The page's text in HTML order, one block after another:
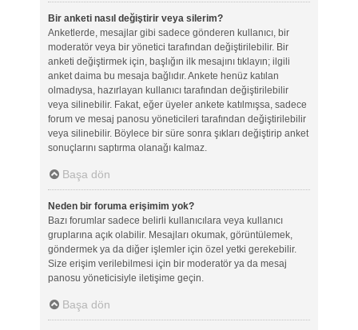
Bir anketi nasıl değiştirir veya silerim?
Anketlerde, mesajlar gibi sadece gönderen kullanıcı, bir
moderatör veya bir yönetici tarafından değiştirilebilir. Bir
anketi değiştirmek için, başlığın ilk mesajını tıklayın; ilgili
anket daima bu mesaja bağlıdır. Ankete henüz katılan
olmadıysa, hazırlayan kullanıcı tarafından değiştirilebilir
veya silinebilir. Fakat, eğer üyeler ankete katılmışsa, sadece
forum ve mesaj panosu yöneticileri tarafından değiştirilebilir
veya silinebilir. Böylece bir süre sonra şıkları değiştirip anket
sonuçlarını saptırma olanağı kalmaz.
Başa dön
Neden bir foruma erişimim yok?
Bazı forumlar sadece belirli kullanıcılara veya kullanıcı
gruplarına açık olabilir. Mesajları okumak, görüntülemek,
göndermek ya da diğer işlemler için özel yetki gerekebilir.
Size erişim verilebilmesi için bir moderatör ya da mesaj
panosu yöneticisiyle iletişime geçin.
Başa dön